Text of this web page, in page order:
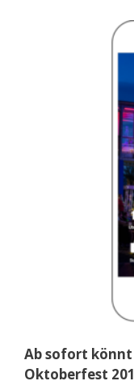
Ab sofort
Oktoberfest